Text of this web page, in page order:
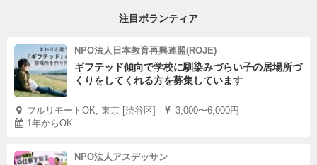
注目ボランティア
NPO法人日本教育再興連盟(ROJE)
ギフテッド傾向で学校に馴染みづらい子の居場所づ
くりをしてくれる方を募集しています
フルリモートOK, 東京 [渋谷区]
3,000〜6,000円
1年からOK
NPO法人アスデッサン